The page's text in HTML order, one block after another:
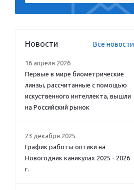
Новости Все новости
16 апреля 2026
Первые в мире биометрические
линзы, рассчитанные с помощью
искуственного интеллекта, вышли
на Российский рынок
23 декабря 2025
График работы оптики на
Новогодник каникулах 2025 - 2026
г.